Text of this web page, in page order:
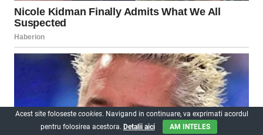
Acest site foloseste cookies. Navigand in continuare, va exprimati acordul
pentru folosirea acestora. Detalii aici AM INTELES